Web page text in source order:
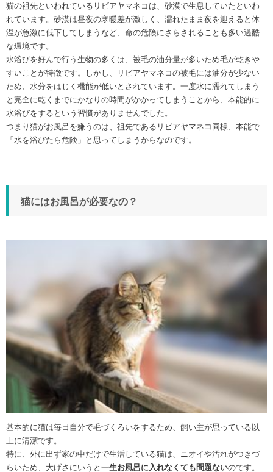
猫の祖先といわれているリビアヤマネコは、砂漠で生息していたといわ
れています。砂漠は昼夜の寒暖差が激しく、濡れたまま夜を迎えると体
温が急激に低下してしまうなど、命の危険にさらされることも多い過酷
な環境です。
水浴びを好んで行う生物の多くは、被毛の油分量が多いため毛が乾きや
すいことが特徴です。しかし、リビアヤマネコの被毛には油分が少ない
ため、水分をはじく機能が低いとされています。一度水に濡れてしまう
と完全に乾くまでにかなりの時間がかかってしまうことから、本能的に
水浴びをするという習慣がありませんでした。
つまり猫がお風呂を嫌うのは、祖先であるリビアヤマネコ同様、本能で
「水を浴びたら危険」と思ってしまうからなのです。
猫にはお風呂が必要なの？
基本的に猫は毎日自分で毛づくろいをするため、飼い主が思っている以
上に清潔です。
特に、外に出ず家の中だけで生活している猫は、ニオイや汚れがつきづ
らいため、大げさにいうと 一生お風呂に入れなくても問題ないのです。